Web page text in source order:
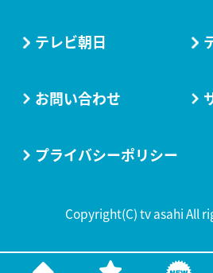
テレビ朝日
お問い合わせ
プライバシーポリシー
Copyright(C) tv asahi All